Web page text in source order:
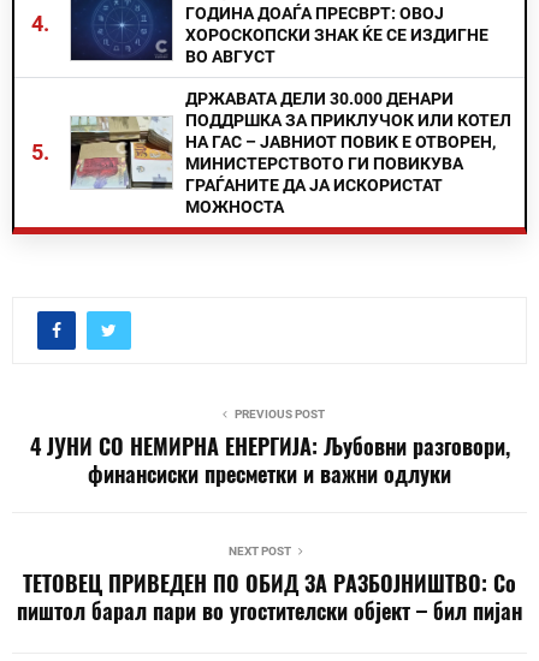
4.
ГОДИНА ДОАЃА ПРЕСВРТ: ОВОЈ
ХОРОСКОПСКИ ЗНАК ЌЕ СЕ ИЗДИГНЕ
ВО АВГУСТ
5.
ДРЖАВАТА ДЕЛИ 30.000 ДЕНАРИ
ПОДДРШКА ЗА ПРИКЛУЧОК ИЛИ КОТЕЛ
НА ГАС – ЈАВНИОТ ПОВИК Е ОТВОРЕН,
МИНИСТЕРСТВОТО ГИ ПОВИКУВА
ГРАЃАНИТЕ ДА ЈА ИСКОРИСТАТ
МОЖНОСТА
PREVIOUS POST
4 ЈУНИ СО НЕМИРНА ЕНЕРГИЈА: Љубовни разговори,
финансиски пресметки и важни одлуки
NEXT POST
ТЕТОВЕЦ ПРИВЕДЕН ПО ОБИД ЗА РАЗБОЈНИШТВО: Со
пиштол барал пари во угостителски објект – бил пијан